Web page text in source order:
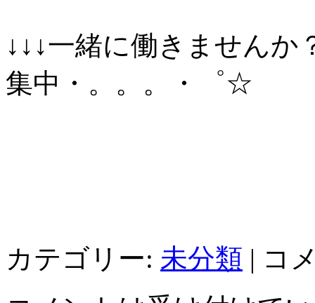
↓↓↓一緒に働きません
集中・。。。・゜☆
カテゴリー: 未分類 | コ